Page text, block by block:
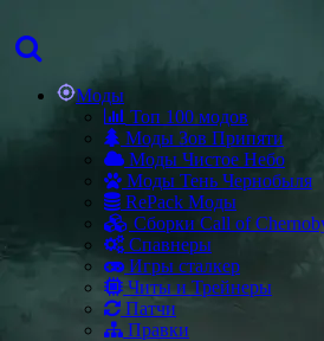
Моды
Топ 100 модов
Моды Зов Припяти
Моды Чистое Небо
Моды Тень Чернобыля
RePack Моды
Сборки Call of
Спавнеры
Игры сталкер
Читы и Трейнеры
Патчи
Правки